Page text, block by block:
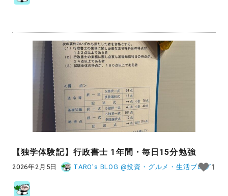
【独学体験記】行政書士 1年間・毎日15分勉強
2026年2月5日 TARO's BLOG @投資・グルメ・生活ブログ1